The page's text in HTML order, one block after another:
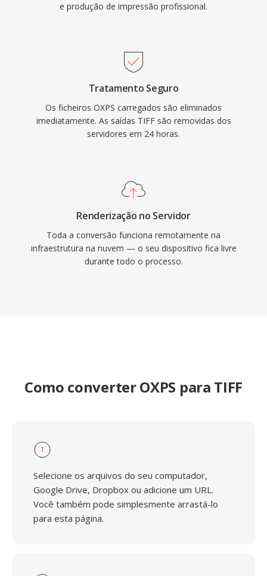
e produção de impressão profissional.
Tratamento Seguro
Os ficheiros OXPS carregados são eliminados
imediatamente. As saídas TIFF são removidas dos
servidores em 24 horas.
Renderização no Servidor
Toda a conversão funciona remotamente na
infraestrutura na nuvem — o seu dispositivo fica livre
durante todo o processo.
Como converter OXPS para TIFF
1
Selecione os arquivos do seu computador,
Google Drive, Dropbox ou adicione um URL.
Você também pode simplesmente arrastá-lo
para esta página.